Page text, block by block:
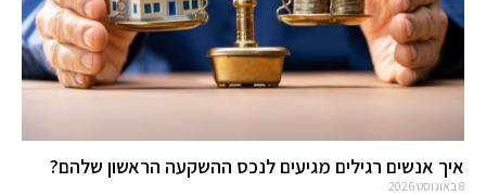
איך אנשים רגילים מגיעים לנכס ההשקעה הראשון שלהם?
8 באוגוסט 2026